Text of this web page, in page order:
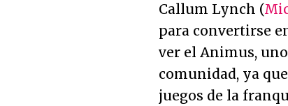
Callum Lynch (
para convertirse
ver el Animus,
comunidad, ya
juegos de la